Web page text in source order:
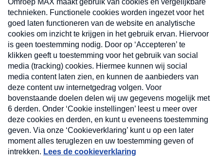
Verzend
Nieuwsbrief
Neem hier een gratis abonnement op onze
nieuwsbrief. Elke vrijdag- en dinsdagochtend in uw